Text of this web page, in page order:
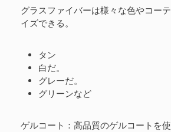
グラスファイバーは様々な色やコー
イズできる。
タン
白だ。
グレーだ。
グリーンなど
ゲルコート：高品質のゲルコートを